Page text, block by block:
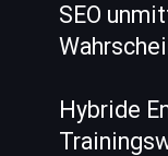
SEO
Hybride